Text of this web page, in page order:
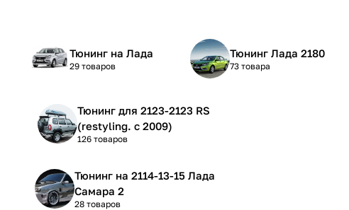
Тюнинг на Лада
29 товаров
Тюнинг Лада 2180
73 товара
Тюнинг для 2123-2123 RS
(restyling. с 2009)
126 товаров
Тюнинг на 2114-13-15 Лада
Самара 2
28 товаров